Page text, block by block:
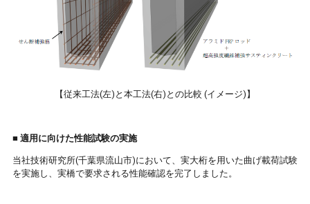
【従来工法(左)と本工法(右)との比較 (イメージ)】
■ 適用に向けた性能試験の実施
当社技術研究所(千葉県流山市)において、実大桁を用いた曲げ載荷試験
を実施し、実橋で要求される性能確認を完了しました。